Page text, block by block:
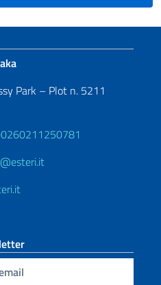
Park – Plot n. 5211